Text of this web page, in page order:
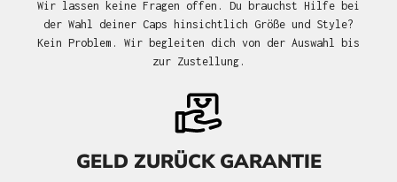
Wir lassen keine Fragen offen. Du brauchst Hilfe bei
der Wahl deiner Caps hinsichtlich Größe und Style?
Kein Problem. Wir begleiten dich von der Auswahl bis
zur Zustellung.
GELD ZURÜCK GARANTIE